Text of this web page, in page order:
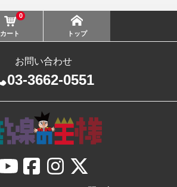
0
カート トップ
お問い合わせ
03-3662-0551